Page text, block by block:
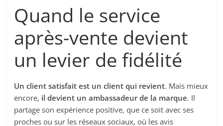
Quand le service
après-vente devient
un levier de fidélité
Un client satisfait est un client qui revient. Mais mieux
encore, il devient un ambassadeur de la marque. Il
partage son expérience positive, que ce soit avec ses
proches ou sur les réseaux sociaux, où les avis